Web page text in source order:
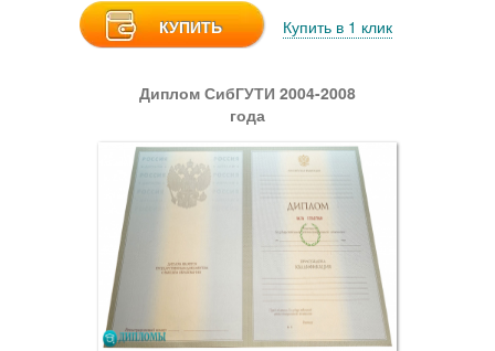
КУПИТЬ Купить в 1 клик
Диплом СибГУТИ 2004-2008
года